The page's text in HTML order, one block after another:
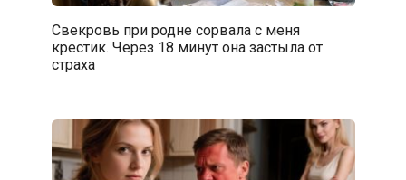
Свекровь при родне сорвала с меня
крестик. Через 18 минут она застыла от
страха